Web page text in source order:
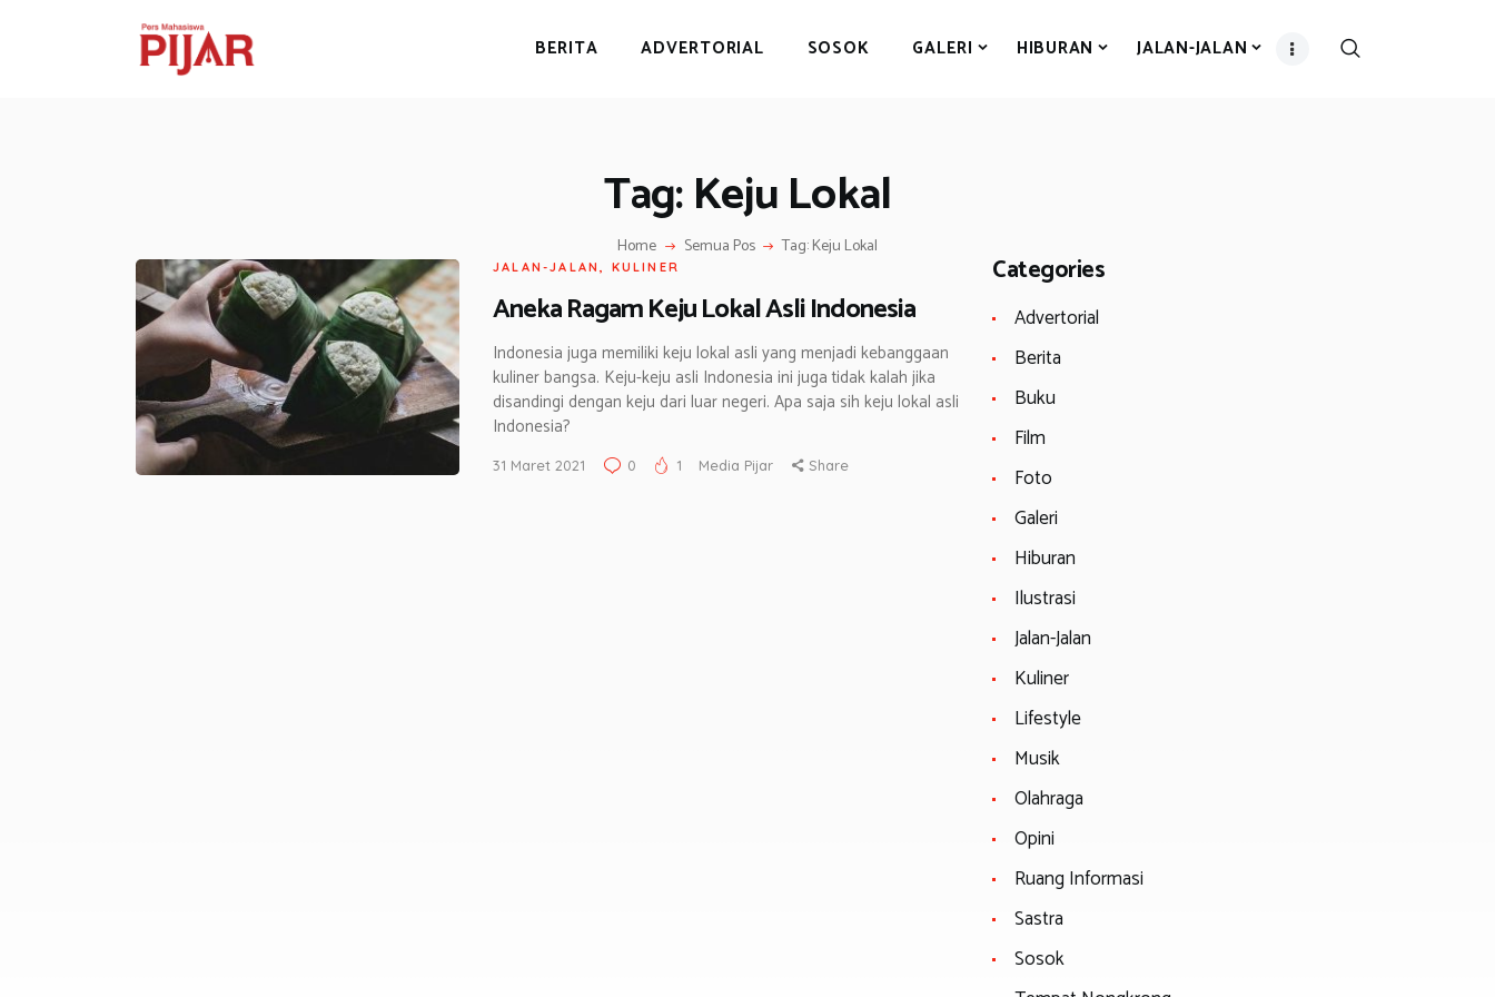
BERITA ADVERTORIAL SOSOK GALERI HIBURAN JALAN-JALAN
Tag: Keju Lokal
Home Semua Pos Tag: Keju Lokal
ADVERTORIAL
JALAN-JALAN
GAYA HIDUP
OLAHRAGA
OPINI
JALAN-JALAN, KULINER
Aneka Ragam Keju Lokal Asli Indonesia
Indonesia juga memiliki keju lokal asli yang menjadi kebanggaan
kuliner bangsa. Keju-keju asli Indonesia ini juga tidak kalah jika
disandingi dengan keju dari luar negeri. Apa saja sih keju lokal asli
Indonesia?
31 Maret 2021 0 1 Media Pijar Share
Categories
Advertorial
Berita
Buku
Film
Foto
Galeri
Hiburan
Ilustrasi
Jalan-Jalan
Kuliner
Lifestyle
Musik
Olahraga
Opini
Ruang Informasi
Sastra
Sosok